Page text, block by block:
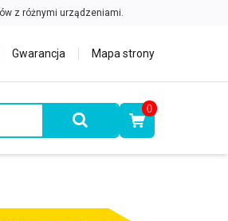
Gwarancja Mapa strony
0